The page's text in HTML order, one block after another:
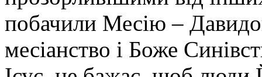
побачили Месію –
месіанство і Боже